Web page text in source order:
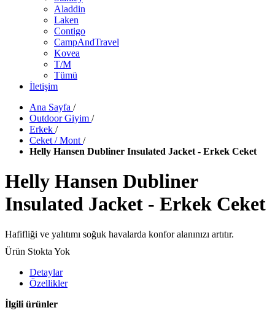
Aladdin
Laken
Contigo
CampAndTravel
Kovea
T/M
Tümü
İletişim
Ana Sayfa /
Outdoor Giyim /
Erkek /
Ceket / Mont /
Helly Hansen Dubliner Insulated Jacket - Erkek Ceket
Helly Hansen Dubliner
Insulated Jacket - Erkek Ceket
Hafifliği ve yalıtımı soğuk havalarda konfor alanınızı artıtır.
Ürün Stokta Yok
Detaylar
Özellikler
İlgili ürünler